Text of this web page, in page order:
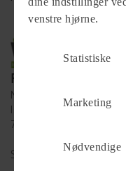
Forhandler
Ny Vejle Caravan A/S
Isabellahøj 6
7100 Vejle
Se alle vogne for
venstre hjørne.
Statistiske
Marketing
Nødvendige